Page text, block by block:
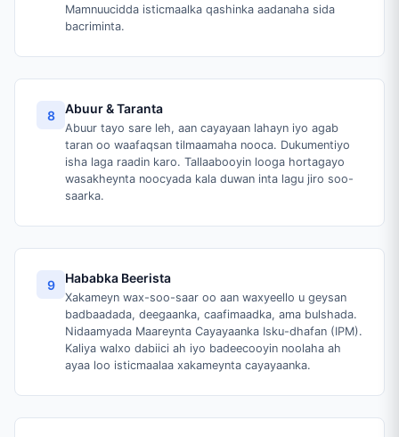
Mamnuucidda isticmaalka qashinka aadanaha sida
bacriminta.
8 Abuur & Taranta
Abuur tayo sare leh, aan cayayaan lahayn iyo agab
taran oo waafaqsan tilmaamaha nooca. Dukumentiyo
isha laga raadin karo. Tallaabooyin looga hortagayo
wasakheynta noocyada kala duwan inta lagu jiro soo-
saarka.
9 Hababka Beerista
Xakameyn wax-soo-saar oo aan waxyeello u geysan
badbaadada, deegaanka, caafimaadka, ama bulshada.
Nidaamyada Maareynta Cayayaanka Isku-dhafan (IPM).
Kaliya walxo dabiici ah iyo badeecooyin noolaha ah
ayaa loo isticmaalaa xakameynta cayayaanka.